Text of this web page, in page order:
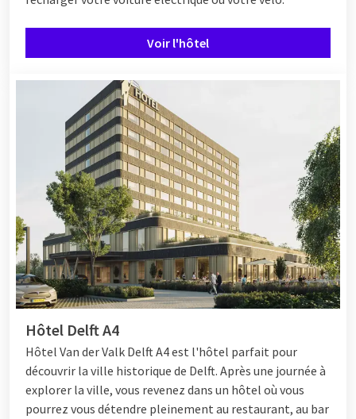
Voir l'hôtel
Hôtel Delft A4
Hôtel Van der Valk Delft A4 est l'hôtel parfait pour
découvrir la ville historique de Delft. Après une journée à
explorer la ville, vous revenez dans un hôtel où vous
pourrez vous détendre pleinement au restaurant, au bar